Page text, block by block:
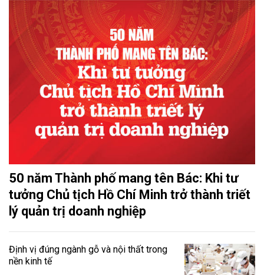
50 năm Thành phố mang tên Bác: Khi tư
tưởng Chủ tịch Hồ Chí Minh trở thành triết
lý quản trị doanh nghiệp
Định vị đúng ngành gỗ và nội thất trong
nền kinh tế